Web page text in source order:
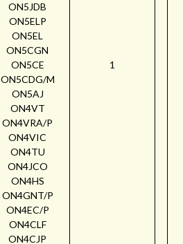
ON5JDB
ON5ELP
ON5EL
ON5CGN
ON5CE
ON5CDG/M
ON5AJ
ON4VT
ON4VRA/P
ON4VIC
ON4TU
ON4JCO
ON4HS
ON4GNT/P
ON4EC/P
ON4CLF
ON4CJP
1